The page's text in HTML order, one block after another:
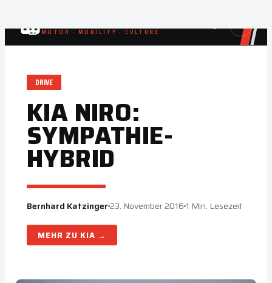
Inhalt
springen
MOTOR · MOBILITY · CULTURE Suche
DRIVE
KIA NIRO:
SYMPATHIE-
HYBRID
Bernhard Katzinger23. November 2016 1 Min. Lesezeit
KIA